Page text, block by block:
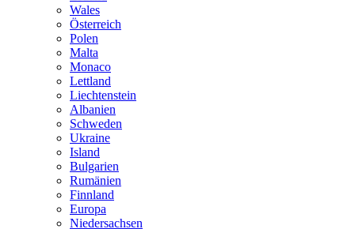
Wales
Österreich
Polen
Malta
Monaco
Lettland
Liechtenstein
Albanien
Schweden
Ukraine
Island
Bulgarien
Rumänien
Finnland
Europa
Niedersachsen